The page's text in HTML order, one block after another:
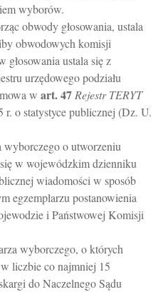
wyborów.
obwody głosowania, ustala
obwodowych komisji
ustala się z
urzędowego podziału
w art.47 Rejestr TERYT
r. o statystyce publicznej (Dz. U.
wyborczego o utworzeniu
w wojewódzkim dzienniku
wiadomości w sposób
egzemplarzu postanowienia
i Państwowej Komisji
wyborczego, o których
liczbie co najmniej 15
do Naczelnego Sądu